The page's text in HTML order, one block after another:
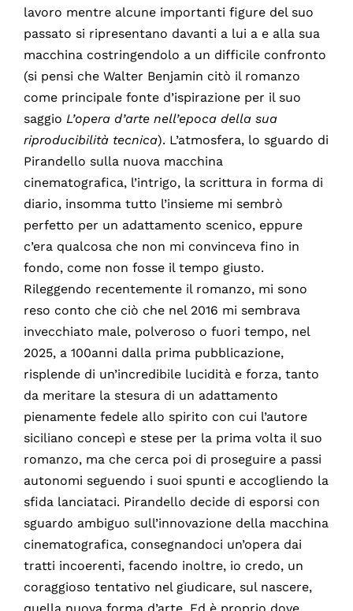
lavoro mentre alcune importanti figure del suo
passato si ripresentano davanti a lui a e alla sua
macchina costringendolo a un difficile confronto
(si pensi che Walter Benjamin citò il romanzo
come principale fonte d’ispirazione per il suo
saggio L’opera d’arte nell’epoca della sua
riproducibilità tecnica). L’atmosfera, lo sguardo di
Pirandello sulla nuova macchina
cinematografica, l’intrigo, la scrittura in forma di
diario, insomma tutto l’insieme mi sembrò
perfetto per un adattamento scenico, eppure
c’era qualcosa che non mi convinceva fino in
fondo, come non fosse il tempo giusto.
Rileggendo recentemente il romanzo, mi sono
reso conto che ciò che nel 2016 mi sembrava
invecchiato male, polveroso o fuori tempo, nel
2025, a 100anni dalla prima pubblicazione,
risplende di un’incredibile lucidità e forza, tanto
da meritare la stesura di un adattamento
pienamente fedele allo spirito con cui l’autore
siciliano concepì e stese per la prima volta il suo
romanzo, ma che cerca poi di proseguire a passi
autonomi seguendo i suoi spunti e accogliendo la
sfida lanciataci. Pirandello decide di esporsi con
sguardo ambiguo sull’innovazione della macchina
cinematografica, consegnandoci un’opera dai
tratti incoerenti, facendo inoltre, io credo, un
coraggioso tentativo nel giudicare, sul nascere,